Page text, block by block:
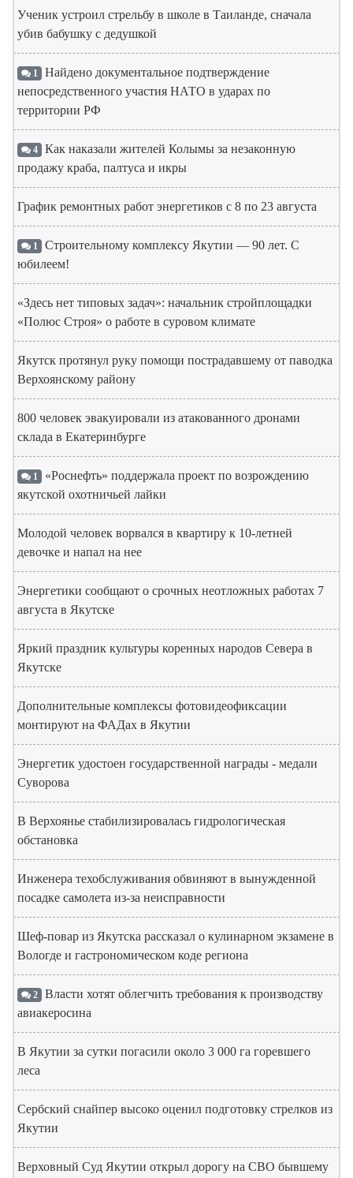
Ученик устроил стрельбу в школе в Таиланде, сначала
убив бабушку с дедушкой
1 Найдено документальное подтверждение
непосредственного участия НАТО в ударах по
территории РФ
4 Как наказали жителей Колымы за незаконную
продажу краба, палтуса и икры
График ремонтных работ энергетиков с 8 по 23 августа
1 Строительному комплексу Якутии — 90 лет. С
юбилеем!
«Здесь нет типовых задач»: начальник стройплощадки
«Полюс Строя» о работе в суровом климате
Якутск протянул руку помощи пострадавшему от паводка
Верхоянскому району
800 человек эвакуировали из атакованного дронами
склада в Екатеринбурге
1 «Роснефть» поддержала проект по возрождению
якутской охотничьей лайки
Молодой человек ворвался в квартиру к 10-летней
девочке и напал на нее
Энергетики сообщают о срочных неотложных работах 7
августа в Якутске
Яркий праздник культуры коренных народов Севера в
Якутске
Дополнительные комплексы фотовидеофиксации
монтируют на ФАДах в Якутии
Энергетик удостоен государственной награды - медали
Суворова
В Верхоянье стабилизировалась гидрологическая
обстановка
Инженера техобслуживания обвиняют в вынужденной
посадке самолета из-за неисправности
Шеф-повар из Якутска рассказал о кулинарном экзамене в
Вологде и гастрономическом коде региона
2 Власти хотят облегчить требования к производству
авиакеросина
В Якутии за сутки погасили около 3 000 га горевшего
леса
Сербский снайпер высоко оценил подготовку стрелков из
Якутии
Верховный Суд Якутии открыл дорогу на СВО бывшему